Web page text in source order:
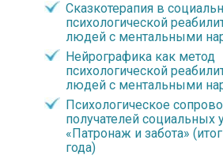
Сказкотерапия в
психологической
людей с ментальными
Нейрографика как метод
психологической
людей с ментальными
Психологическое
получателей социальных
«Патронаж и забота»
года)